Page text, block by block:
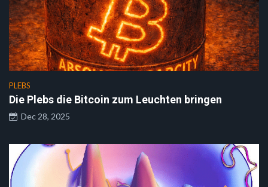
PLEBS
Die Plebs die Bitcoin zum Leuchten bringen
Dec 28, 2025